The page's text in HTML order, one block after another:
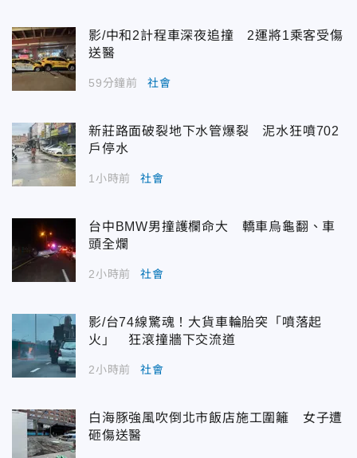
影/中和2計程車深夜追撞 2運將1乘客受傷
送醫
59分鐘前 社會
新莊路面破裂地下水管爆裂 泥水狂噴702
戶停水
1小時前 社會
台中BMW男撞護欄命大 轎車烏龜翻、車
頭全爛
2小時前 社會
影/台74線驚魂！大貨車輪胎突「噴落起
火」 狂滾撞牆下交流道
2小時前 社會
白海豚強風吹倒北市飯店施工圍籬 女子遭
砸傷送醫